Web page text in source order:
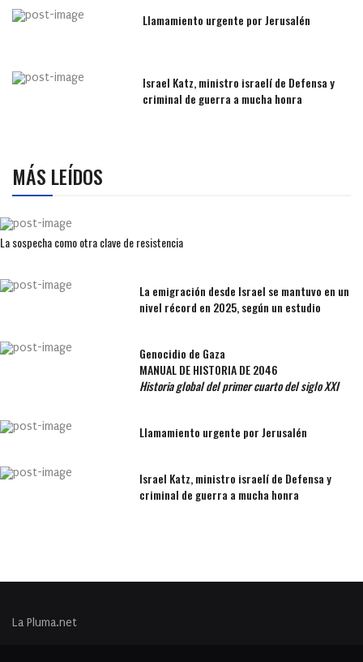
Llamamiento urgente por Jerusalén
Israel Katz, ministro israelí de Defensa y
criminal de guerra a mucha honra
MÁS LEÍDOS
La sospecha como otra clave de resistencia
La emigración desde Israel se mantuvo en un
nivel récord en 2025, según un estudio
Genocidio de Gaza
MANUAL DE HISTORIA DE 2046
Historia global del primer cuarto del siglo XXI
Llamamiento urgente por Jerusalén
Israel Katz, ministro israelí de Defensa y
criminal de guerra a mucha honra
La Pluma.net